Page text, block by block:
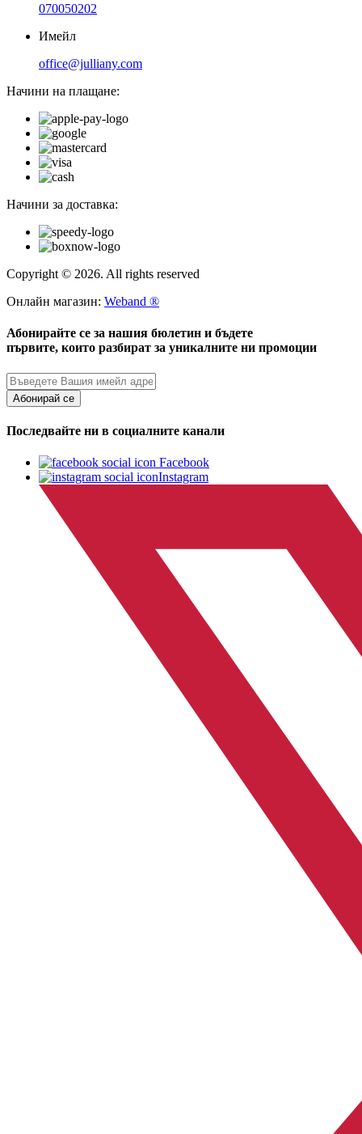
070050202
Имейл
office@julliany.com
Начини на плащане:
Начини за доставка:
Copyright © 2026. All rights reserved
Онлайн магазин: Weband ®
Абонирайте се за нашия бюлетин и бъдете
първите, които разбират за уникалните ни промоции
Абонирай се
Последвайте ни в социалните канали
Facebook
Instagram